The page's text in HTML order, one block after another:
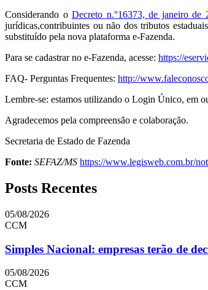
Considerando o Decreto n.°16373, de janeiro de
jurídicas,contribuintes ou não dos tributos
substituído pela nova plataforma e-Fazenda.
Para se cadastrar no e-Fazenda, acesse: https://
FAQ- Perguntas Frequentes: http://
Lembre-se: estamos utilizando o Login Único, em
Agradecemos pela compreensão e colaboração.
Secretaria de Estado de Fazenda
Fonte: SEFAZ/MS https://www.legisweb.com.br/
Posts Recentes
05/08/2026
CCM
Simples Nacional: empresas terão de
05/08/2026
CCM